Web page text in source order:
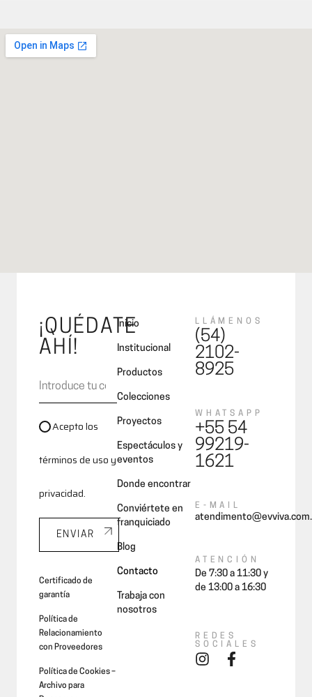
¡QUÉDATE
AHÍ!
Acepto los
términos de uso y
privacidad.
ENVIAR
Certificado de
garantía
Política de
Relacionamiento
con Proveedores
Política de Cookies –
Archivo para
Inicio
Institucional
Productos
Colecciones
Proyectos
Espectáculos y
eventos
Donde encontrar
Conviértete en
franquiciado
Blog
Contacto
Trabaja con
nosotros
LLÁMENOS
(54)
2102-
8925
WHATSAPP
+55 54
99219-
1621
E-MAIL
ATENCIÓN
De 7:30 a 11:30 y
de 13:00 a 16:30
REDES
SOCIALES